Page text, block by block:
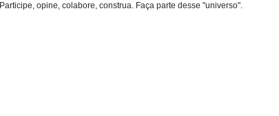
Participe, opine, colabore, construa. Faça parte desse "universo".